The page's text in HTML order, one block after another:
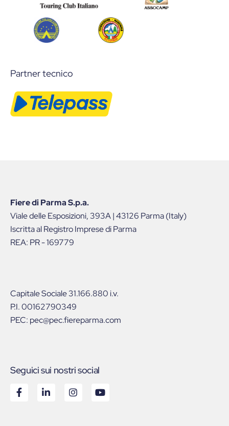
Partner tecnico
Fiere di Parma S.p.a.
Viale delle Esposizioni, 393A | 43126 Parma (Italy)
Iscritta al Registro Imprese di Parma
REA: PR - 169779
Capitale Sociale 31.166.880 i.v.
P.I. 00162790349
PEC: pec@pec.fiereparma.com
Seguici sui nostri social